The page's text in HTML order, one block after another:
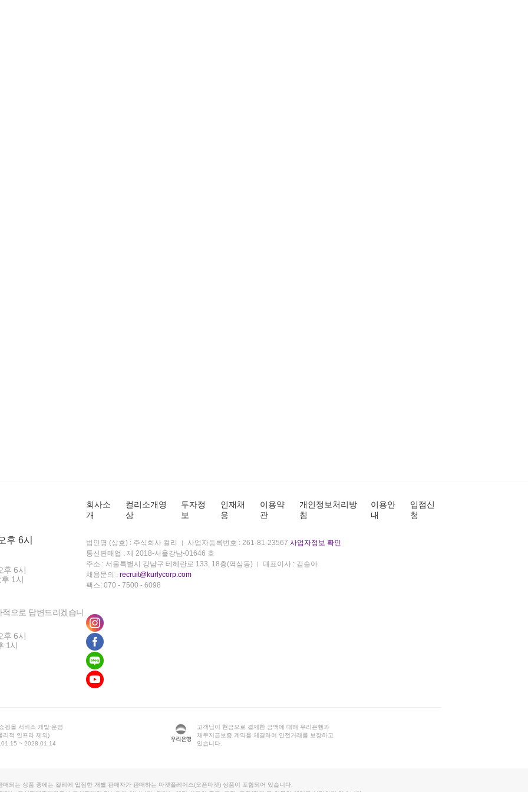
후 6시
후 6시
1시
으로 답변드리겠습니
후 6시
1시
회사소
개
컬리소개영
상
투자정
보
인재채
용
이용약
관
개인정보처리방
침
이용안
내
입점신
청
법인명 (상호) : 주식회사 컬리 사업자등록번호 : 261-81-23567 사업자정보 확인
통신판매업 : 제 2018-서울강남-01646 호
주소 : 서울특별시 강남구 테헤란로 133, 18층(역삼동)
대표이사 : 김슬아
채용문의 : recruit@kurlycorp.com
팩스: 070 - 7500 - 6098
핑몰 서비스 개발·운영
리적 인프라 제외)
~ 2028.01.14
고객님이 현금으로 결제한 금액에 대해 우리은행과
채무지급보증 계약을 체결하여 안전거래를 보장하고
있습니다.
매되는 상품 중에는 컬리에 입점한 개별 판매자가 판매하는 마켓플레이스(오픈마켓) 상품이 포함되어 있습니다.